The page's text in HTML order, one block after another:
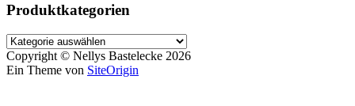
Produktkategorien
Copyright © Nellys Bastelecke 2026
Ein Theme von SiteOrigin